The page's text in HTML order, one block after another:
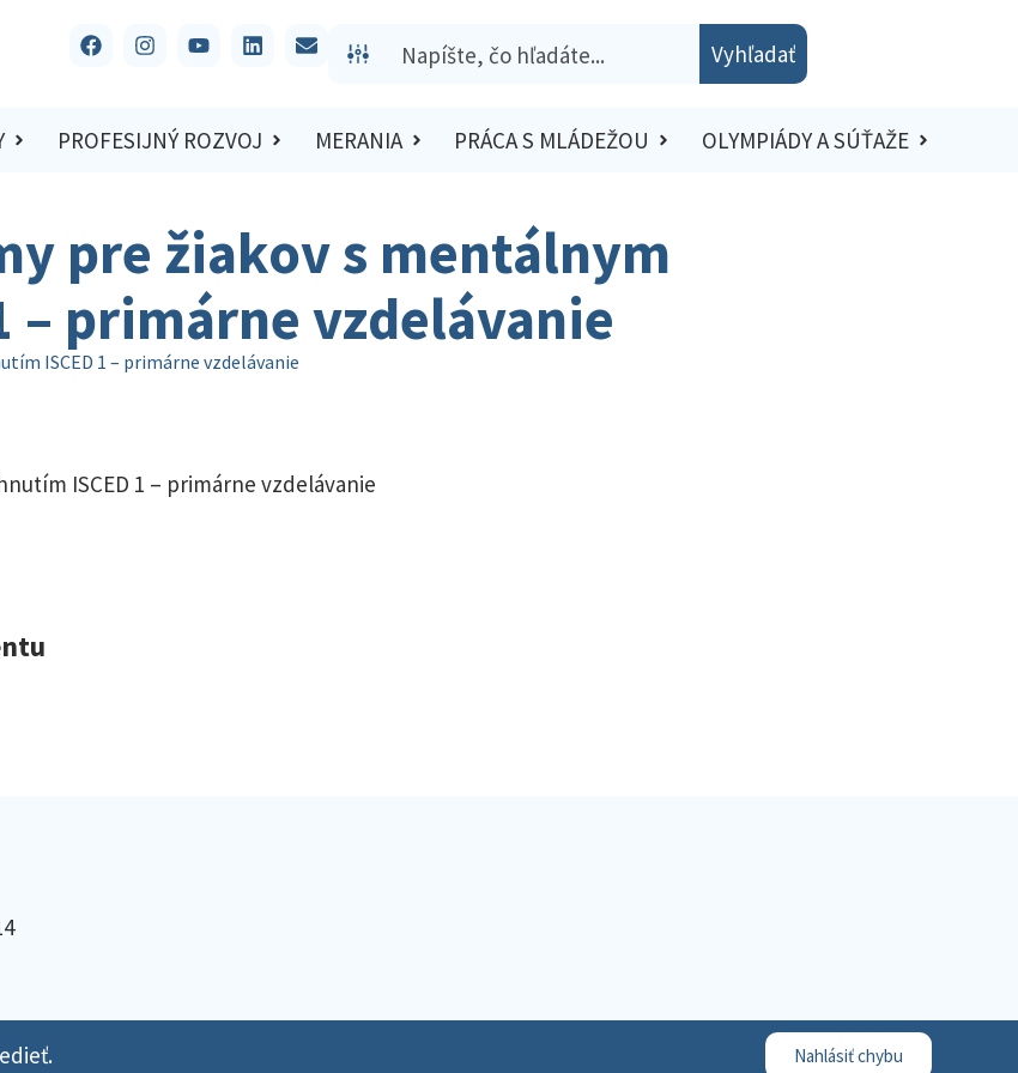
Vyhľadať
PROFESIJNÝ ROZVOJ MERANIA PRÁCA S MLÁDEŽOU OLYMPIÁDY A SÚŤAŽE
pre žiakov s mentálnym
– primárne vzdelávanie
ISCED 1 – primárne vzdelávanie
ISCED 1 – primárne vzdelávanie
Nahlásiť chybu